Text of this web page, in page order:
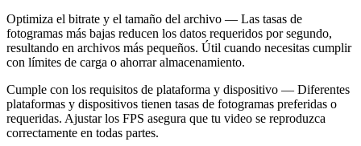
Optimiza el bitrate y el tamaño del archivo — Las tasas de
fotogramas más bajas reducen los datos requeridos por segundo,
resultando en archivos más pequeños. Útil cuando necesitas cumplir
con límites de carga o ahorrar almacenamiento.
Cumple con los requisitos de plataforma y dispositivo — Diferentes
plataformas y dispositivos tienen tasas de fotogramas preferidas o
requeridas. Ajustar los FPS asegura que tu video se reproduzca
correctamente en todas partes.